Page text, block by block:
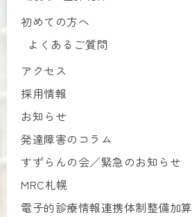
初めての方へ
よくあるご質問
アクセス
採用情報
お知らせ
発達障害のコラム
すずらんの会／緊急のお知らせ
MRC札幌
電子的診療情報連携体制整備加算